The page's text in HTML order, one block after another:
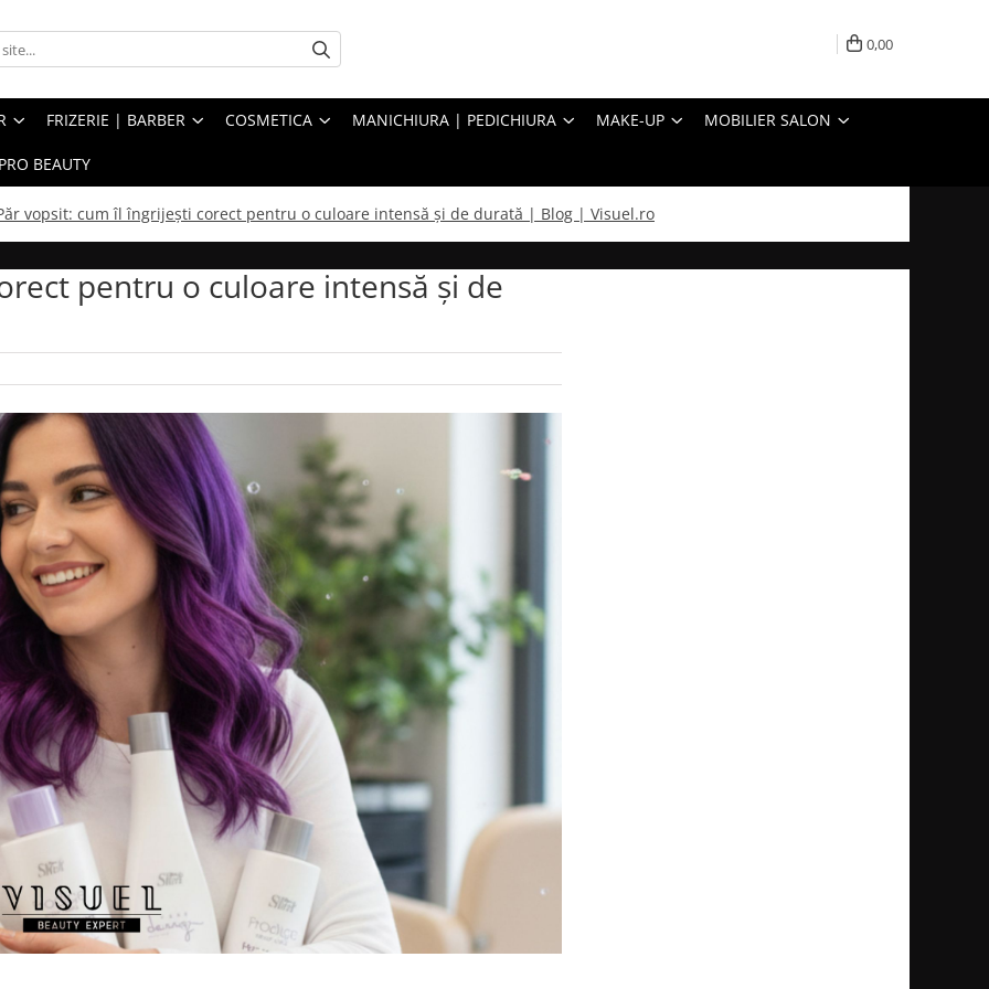
0,00
FRIZERIE | BARBER COSMETICA MANICHIURA | PEDICHIURA MAKE-UP MOBILIER SALON
BEAUTY
vopsit: cum îl îngrijești corect pentru o culoare intensă și de durată | Blog | Visuel.ro
pentru o culoare intensă și de